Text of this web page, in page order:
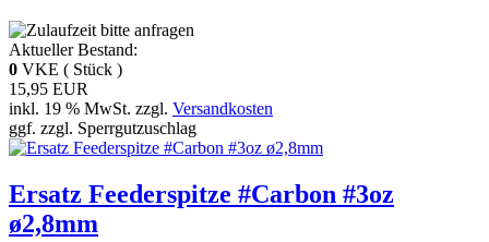
Aktueller Bestand:
0 VKE ( Stück )
15,95 EUR
inkl. 19 % MwSt. zzgl. Versandkosten
ggf. zzgl. Sperrgutzuschlag
Ersatz Feederspitze #Carbon #3oz
ø2,8mm